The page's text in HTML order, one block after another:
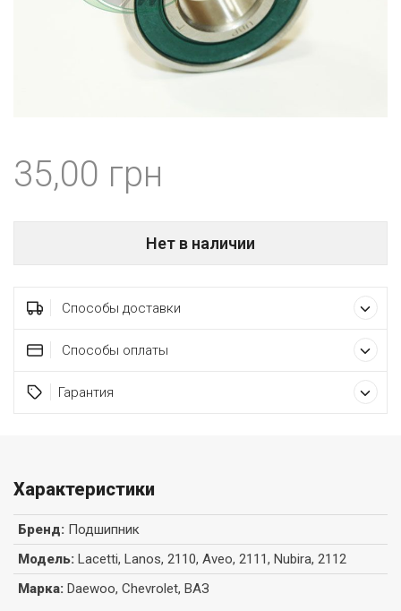
35,00
Нет в наличии
Способы доставки
Способы оплаты
Гарантия
Характеристики
Бренд: Подшипник
Модель: Lacetti, Lanos, 2110, Aveo, 2111, Nubira, 2112
Марка: Daewoo, Chevrolet, ВАЗ